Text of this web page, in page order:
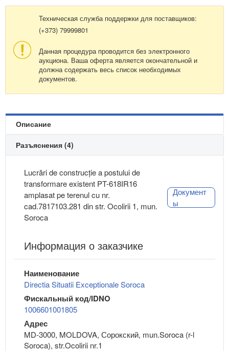
Техническая служба поддержки для поставщиков:
(+373) 79999801
Данная процедура проводится без электронного
аукциона. Ваша оферта является окончательной и
должна содержать весь список необходимых
документов.
Описание
Разъяснения (4)
Lucrări de construcție a postului de
transformare existent PT-618IR16
amplasat pe terenul cu nr.
cad.7817103.281 din str. Ocolirii 1, mun.
Soroca
Документ
ы
Информация о заказчике
Наименование
Directia Situatii Exceptionale Soroca
Фискальный код/IDNO
1006601001805
Адрес
MD-3000, MOLDOVA, Сорокский, mun.Soroca (r-l
Soroca), str.Ocolirii nr.1